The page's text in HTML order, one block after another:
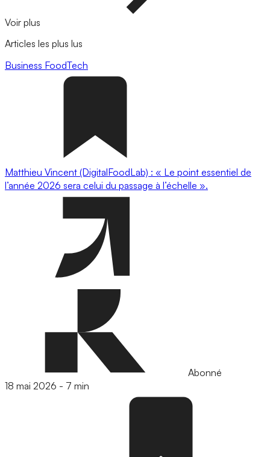
Voir plus
Articles les plus lus
Business FoodTech
Matthieu Vincent (DigitalFoodLab) : « Le point essentiel de
l’année 2026 sera celui du passage à l’échelle ».
Abonné
18 mai 2026 - 7 min